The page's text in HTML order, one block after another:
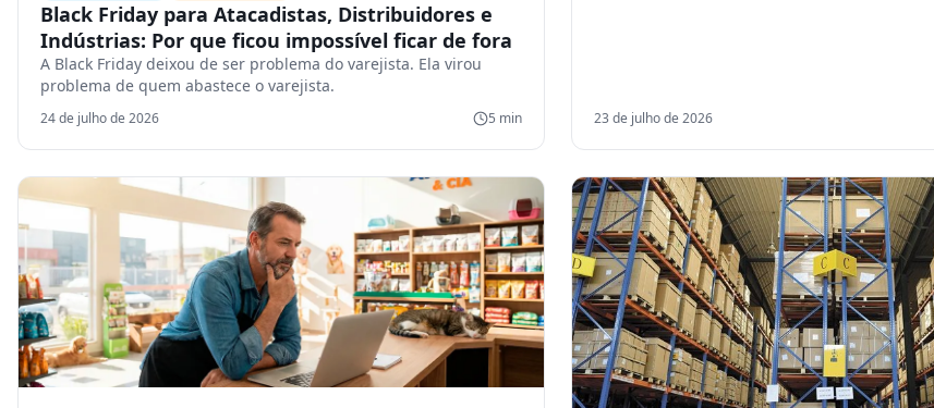
Black Friday para Atacadistas, Distribuidores e
Indústrias: Por que ficou impossível ficar de fora
A Black Friday deixou de ser problema do varejista. Ela virou
problema de quem abastece o varejista.
24 de julho de 2026 5 min 23 de julho de 2026